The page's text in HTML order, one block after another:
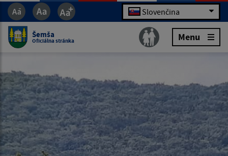
Slovenčina
Šemša
Oficiálna stránka Menu